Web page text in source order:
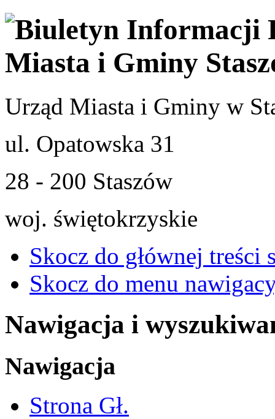
Urząd Miasta i Gminy w
ul. Opatowska 31
28 - 200 Staszów
woj. świętokrzyskie
Skocz do głównej treści
Skocz do menu
Nawigacja i
Nawigacja
Strona Gł.